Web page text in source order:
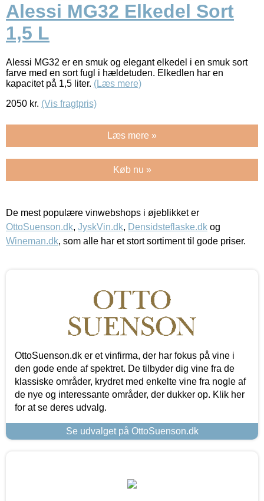
Alessi MG32 Elkedel Sort
1,5 L
Alessi MG32 er en smuk og elegant elkedel i en smuk sort
farve med en sort fugl i hældetuden. Elkedlen har en
kapacitet på 1,5 liter. (Læs mere)
2050 kr. (Vis fragtpris)
Læs mere »
Køb nu »
De mest populære vinwebshops i øjeblikket er
OttoSuenson.dk, JyskVin.dk, Densidsteflaske.dk og
Wineman.dk, som alle har et stort sortiment til gode priser.
OttoSuenson.dk er et vinfirma, der har fokus på vine i
den gode ende af spektret. De tilbyder dig vine fra de
klassiske områder, krydret med enkelte vine fra nogle af
de nye og interessante områder, der dukker op. Klik her
for at se deres udvalg.
Se udvalget på OttoSuenson.dk